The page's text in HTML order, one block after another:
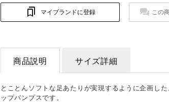
マイブランドに登録 この
商品説明 サイズ詳細
とことんソフトな足あたりが実現するように企画し
ップパンプスです。